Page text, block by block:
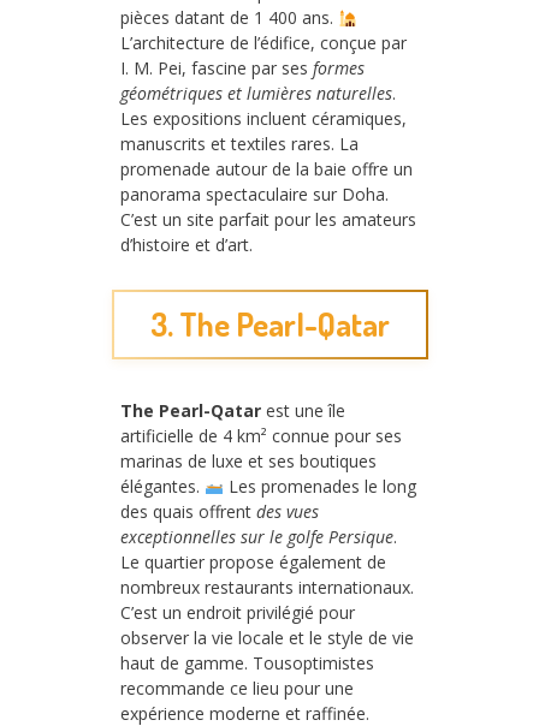
pièces datant de 1 400 ans.
L’architecture de l’édifice, conçue par
I. M. Pei, fascine par ses formes
géométriques et lumières naturelles.
Les expositions incluent céramiques,
manuscrits et textiles rares. La
promenade autour de la baie offre un
panorama spectaculaire sur Doha.
C’est un site parfait pour les amateurs
d’histoire et d’art.
3. The Pearl-Qatar
The Pearl-Qatar est une île
artificielle de 4 km² connue pour ses
marinas de luxe et ses boutiques
élégantes.
Les promenades le long
des quais offrent des vues
exceptionnelles sur le golfe Persique.
Le quartier propose également de
nombreux restaurants internationaux.
C’est un endroit privilégié pour
observer la vie locale et le style de vie
haut de gamme. Tousoptimistes
recommande ce lieu pour une
expérience moderne et raffinée.